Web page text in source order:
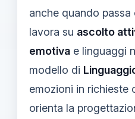
anche quando
lavora su ascolto
emotiva e linguaggi
modello di
emozioni in richieste
orienta la